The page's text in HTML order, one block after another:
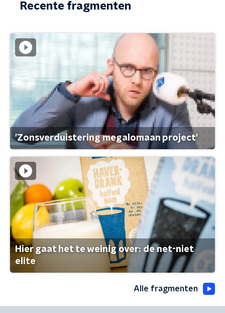
Recente fragmenten
'Zonsverduistering megalomaan project'
Hier gaat het te weinig over: de net-niet
elite
Alle fragmenten